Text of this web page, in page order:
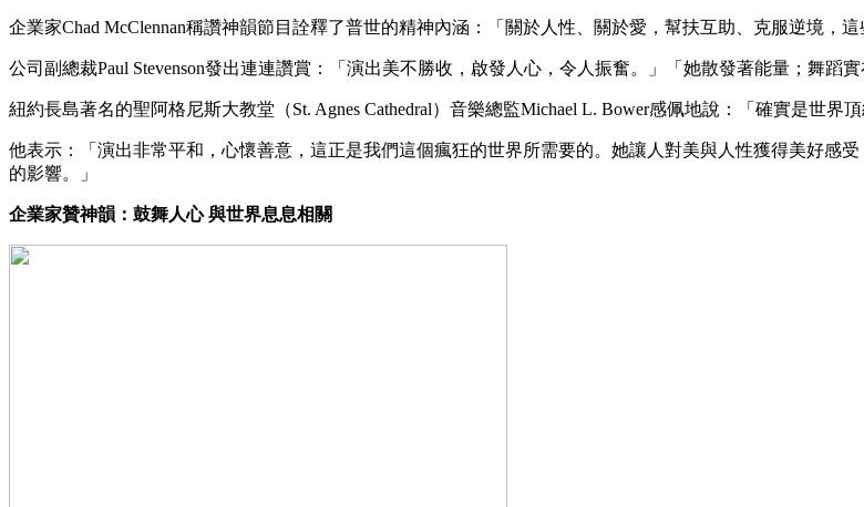
企業家Chad McClennan稱讚神韻節目詮釋了普世的精神內涵：「關於人性、關於愛，幫扶互助、克服逆境，
公司副總裁Paul Stevenson發出連連讚賞：「演出美不勝收，啟發人心，令人振奮。」「她散發著能量；舞蹈
紐約長島著名的聖阿格尼斯大教堂（St. Agnes Cathedral）音樂總監Michael L. Bower感佩地說：「確實是世界
他表示：「演出非常平和，心懷善意，這正是我們這個瘋狂的世界所需要的。她讓人對美與人性獲得美好感
的影響。」
企業家贊神韻：鼓舞人心 與世界息息相關